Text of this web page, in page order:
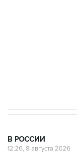
В РОССИИ
12:26, 8 августа 2026